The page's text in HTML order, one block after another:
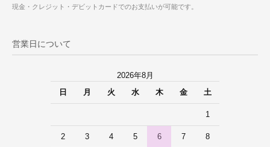
現金・クレジット・デビットカードでのお支払いが可能です。
営業日について
2026年8月
日
月 火 水 木 金 土
1
2 3 4 5 6 7 8